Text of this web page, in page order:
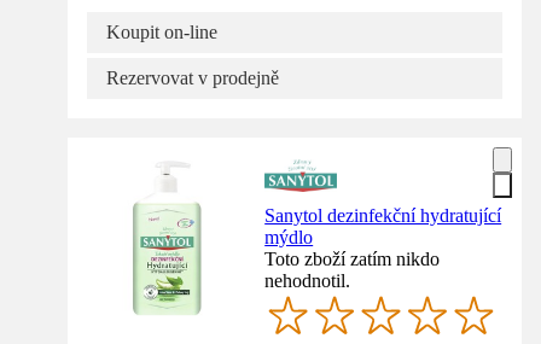
Koupit on-line
Rezervovat v prodejně
Sanytol dezinfekční hydratující
mýdlo
Toto zboží zatím nikdo
nehodnotil.